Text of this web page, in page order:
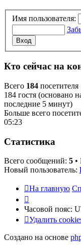
Имя пользователя:
Кто сейчас на
Всего 184
184 гостя (основано
последние 5 минут)
Больше всего
05:23
Статистика
Всего сообщений: 5 •
Новый пользователь:
На главную
Часовой пояс:
Удалить
Создано на основе